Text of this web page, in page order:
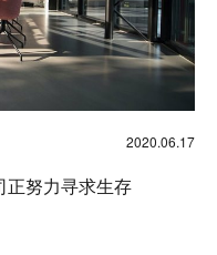
2020.06.17
正努力寻求生存